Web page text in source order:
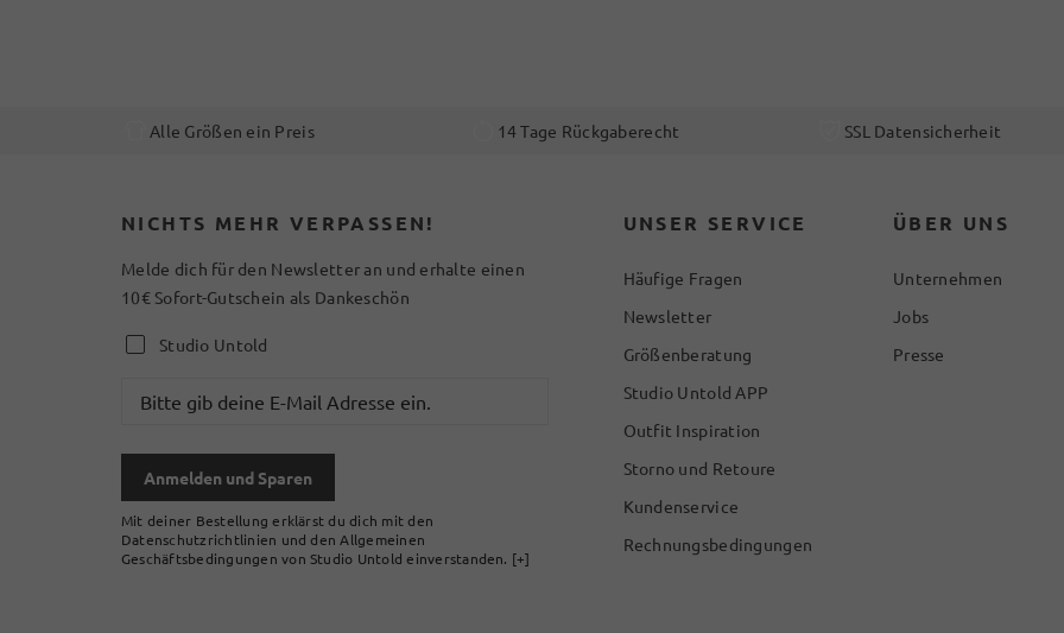
Alle Größen ein Preis 14 Tage Rückgaberecht SSL Datensicherheit
NICHTS MEHR VERPASSEN!
Melde dich für den Newsletter an und erhalte einen
10€ Sofort-Gutschein als Dankeschön
Studio Untold
Anmelden und Sparen
Mit deiner Bestellung erklärst du dich mit den
Datenschutzrichtlinien und den Allgemeinen
Geschäftsbedingungen von Studio Untold einverstanden. [+]
UNSER SERVICE
Häufige Fragen
Newsletter
Größenberatung
Studio Untold APP
Outfit Inspiration
Storno und Retoure
Kundenservice
Rechnungsbedingungen
ÜBER UNS
Unternehmen
Jobs
Presse